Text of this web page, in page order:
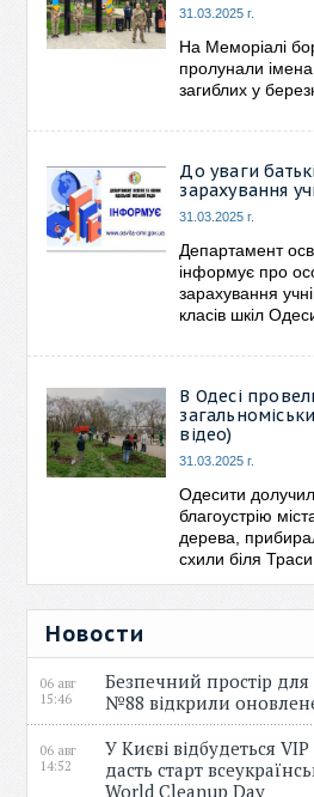
31.03.2025 г.
На Меморіалі
пролунали імена
загиблих у
До уваги
зарахування
31.03.2025 г.
Департамент
інформує про
зарахування
класів шкіл
В Одесі
відео)
31.03.2025 г.
Одесити
благоустрію
дерева,
схили біля
Новости
06 авг
15:46
Безпечний простір для
№88 відкрили
06 авг
14:52
У Києві відбудеться
дасть старт
World Cleanup Day